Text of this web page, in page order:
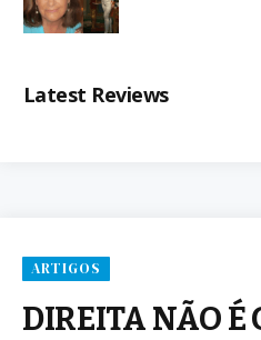
Latest Reviews
ARTIGOS
DIREITA NÃO É